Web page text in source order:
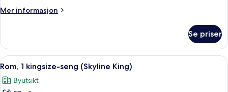
(Highland
Mer informasjon
Mer
1
kingsize-
seng
Suite)
Se priser
Åpne
alle
bildene
Sengetøy av topp kvalitet,
10
Rom, 1 kingsize-seng (Skyline King)
Byutsikt